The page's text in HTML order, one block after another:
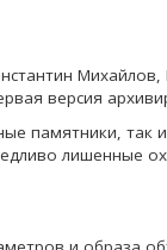
Михайлов,
версия
памятники,
лишенные